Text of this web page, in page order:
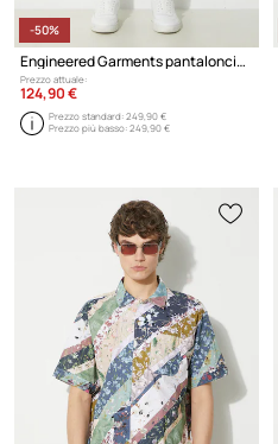
-50%
Engineered Garments pantaloncini in cotone Fatigue Short
Prezzo attuale:
124,90 €
Prezzo standard:249,90 €
Prezzo più basso:249,90 €